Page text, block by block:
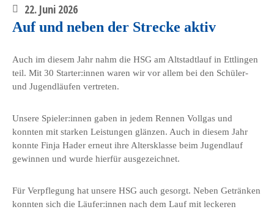
22. Juni 2026
Auf und neben der Strecke aktiv
Auch im diesem Jahr nahm die HSG am Altstadtlauf in Ettlingen
teil. Mit 30 Starter:innen waren wir vor allem bei den Schüler-
und Jugendläufen vertreten.
Unsere Spieler:innen gaben in jedem Rennen Vollgas und
konnten mit starken Leistungen glänzen. Auch in diesem Jahr
konnte Finja Hader erneut ihre Altersklasse beim Jugendlauf
gewinnen und wurde hierfür ausgezeichnet.
Für Verpflegung hat unsere HSG auch gesorgt. Neben Getränken
konnten sich die Läufer:innen nach dem Lauf mit leckeren